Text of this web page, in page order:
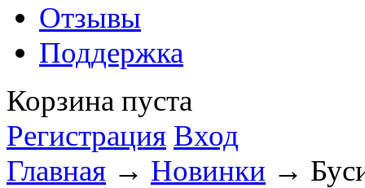
Отзывы
Поддержка
Корзина пуста
Регистрация Вход
Главная → Новинки →